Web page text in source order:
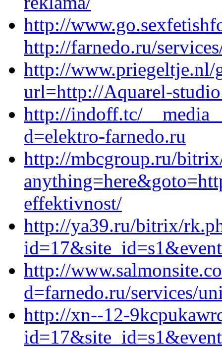
http://
http://farnedo.ru/
http://www.priegeltje.nl/
url=http://Aquarel-
http://indoff.tc/
d=elektro-farnedo.ru
http://mbcgroup.ru/
effektivnost/
http://ya39.ru/bitrix/
http://
d=farnedo.ru/services/
http://xn--12-